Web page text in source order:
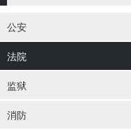
公安
法院
监狱
消防